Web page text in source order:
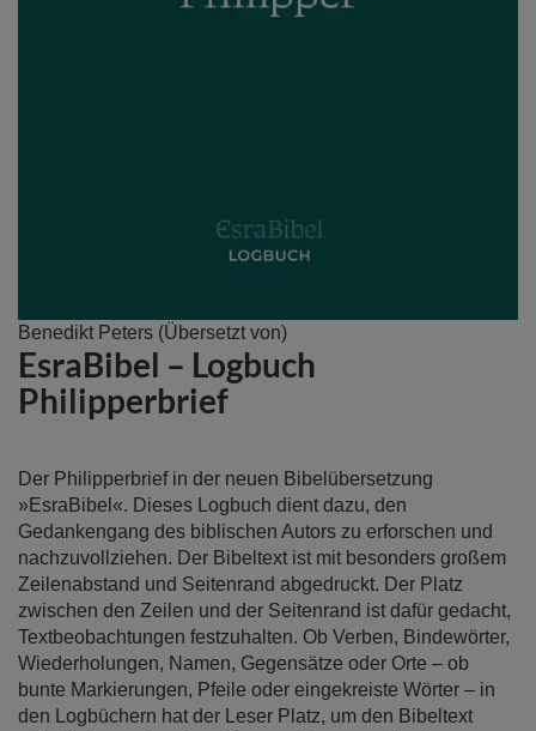
Benedikt Peters (Übersetzt von)
EsraBibel – Logbuch
Philipperbrief
Der Philipperbrief in der neuen Bibelübersetzung
»EsraBibel«. Dieses Logbuch dient dazu, den
Gedankengang des biblischen Autors zu erforschen und
nachzuvollziehen. Der Bibeltext ist mit besonders großem
Zeilenabstand und Seitenrand abgedruckt. Der Platz
zwischen den Zeilen und der Seitenrand ist dafür gedacht,
Textbeobachtungen festzuhalten. Ob Verben, Bindewörter,
Wiederholungen, Namen, Gegensätze oder Orte – ob
bunte Markierungen, Pfeile oder eingekreiste Wörter – in
den Logbüchern hat der Leser Platz, um den Bibeltext
Zum
Anfang
der
Bildergalerie